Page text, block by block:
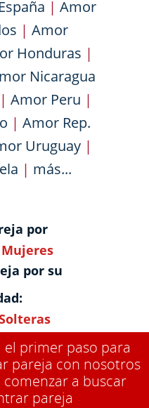
| Amor
| Amor
Honduras |
Nicaragua
| Amor Peru |
| Amor Rep.
Uruguay|
| más...
por
Mujeres
por su
el primer paso para
pareja con nosotros
a buscar
pareja